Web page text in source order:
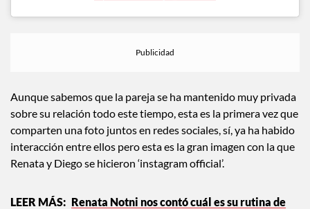
Aunque sabemos que la pareja se ha mantenido muy privada
sobre su relación todo este tiempo, esta es la primera vez que
comparten una foto juntos en redes sociales, sí, ya ha habido
interacción entre ellos pero esta es la gran imagen con la que